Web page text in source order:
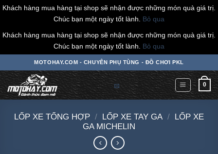
Khách hàng mua hàng tại shop sẽ nhận được những món quà giá trị.
Chúc bạn một ngày tốt lành. Bỏ qua
Khách hàng mua hàng tại shop sẽ nhận được những món quà giá trị.
Chúc bạn một ngày tốt lành. Bỏ qua
đến
dung
MOTOHAY.COM - CHUYÊN PHỤ TÙNG - ĐỒ CHƠI PKL
0
LỐP XE TỔNG HỢP / LỐP XE TAY GA / LỐP XE
GA MICHELIN